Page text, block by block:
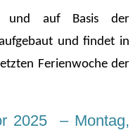
und auf Basis der
und findet in
Ferienwoche der
2025 – Montag,